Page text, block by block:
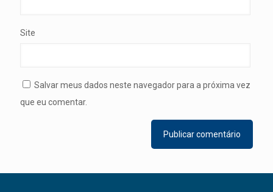
Site
Salvar meus dados neste navegador para a próxima vez
que eu comentar.